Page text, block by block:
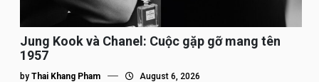
Jung Kook và Chanel: Cuộc gặp gỡ mang tên
1957
by Thai Khang Pham August 6, 2026